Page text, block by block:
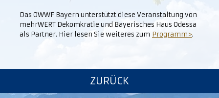
Das OWWF Bayern unterstützt diese Veranstaltung von
mehrWERT Dekomkratie und Bayerisches Haus Odessa
als Partner. Hier lesen Sie weiteres zum Programm>.
ZURÜCK